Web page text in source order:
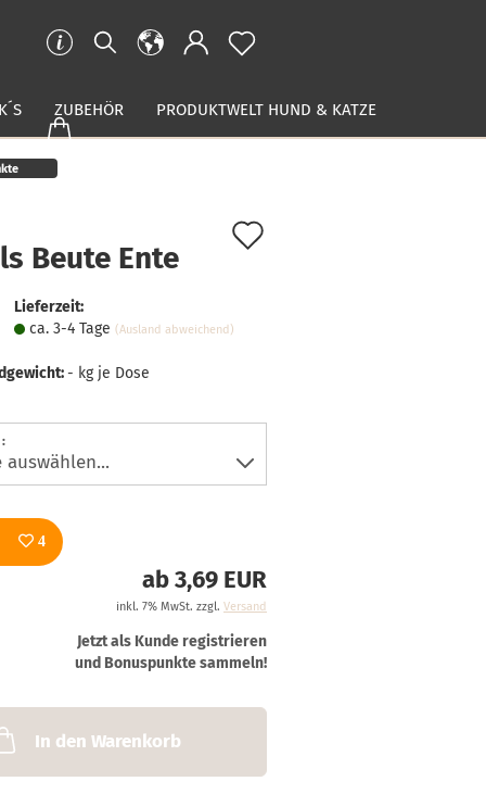
ZUBEHÖR PRODUKTWELT HUND & KATZE
Beute Ente
Lieferzeit:
ca. 3-4 Tage (Ausland abweichend)
- kg je Dose
4
ab 3,69 EUR
inkl. 7% MwSt. zzgl. Versand
Jetzt als Kunde registrieren
und Bonuspunkte sammeln!
In den Warenkorb